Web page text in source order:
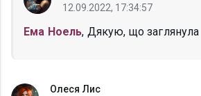
12.09.2022, 17:34:57
Ема Ноель, Дякую, що заглянула
Олеся Лис